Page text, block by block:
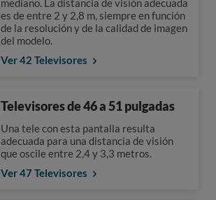
mediano. La distancia de visión adecuada
es de entre 2 y 2,8 m, siempre en función
de la resolución y de la calidad de imagen
del modelo.
Ver 42 Televisores
Televisores de 46 a 51 pulgadas
Una tele con esta pantalla resulta
adecuada para una distancia de visión
que oscile entre 2,4 y 3,3 metros.
Ver 47 Televisores